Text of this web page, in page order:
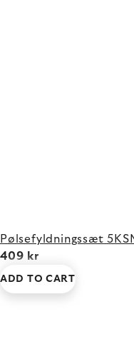
Pølsefyldningssæt
409 kr
ADD TO CART